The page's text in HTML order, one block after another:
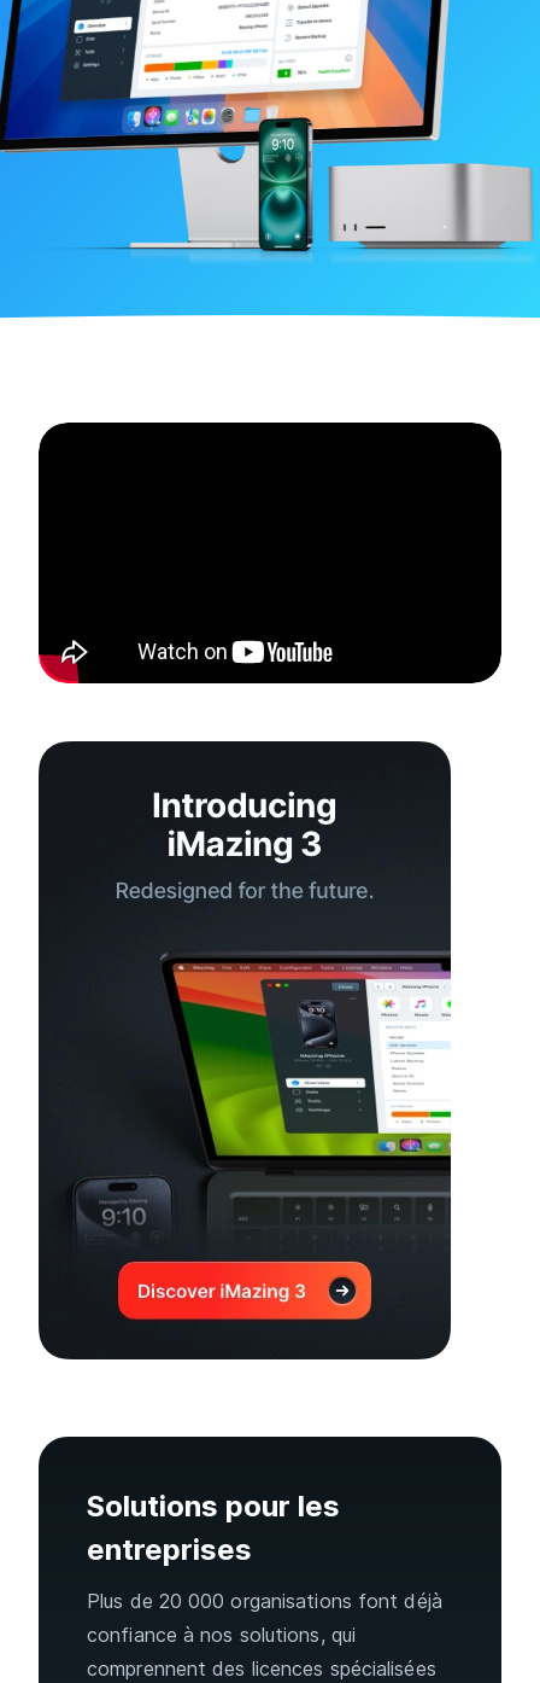
Solutions pour les
entreprises
Plus de 20 000 organisations font déjà
confiance à nos solutions, qui
comprennent des licences spécialisées